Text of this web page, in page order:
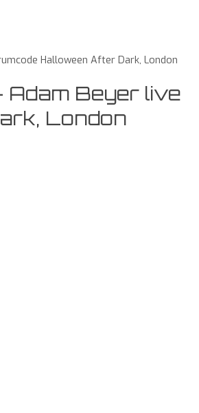
Halloween After Dark, London
Adam Beyer live
London